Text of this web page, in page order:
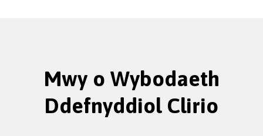
Mwy o Wybodaeth
Ddefnyddiol Clirio